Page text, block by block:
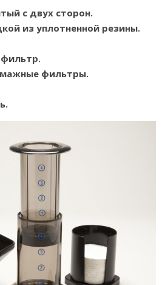
с двух сторон.
из уплотненной резины.
фильтры.